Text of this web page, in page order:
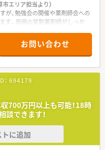
で負担することが可能です。
ープニングスタッフの募集です
する店舗作りが経験できます。
エリア担当より）
が、勉強会の開催や薬剤師会への
す。周囲の常勤薬剤師がしっか
＊
認中ですが熊本県天草市に位置
利な調剤薬局です。
ックがメインとなっており、さ
を扱っています。
どとなっており、常に2名の常
っています。
て】
希望されているため、新しく店舗
員補充を行います。
先して採用しており、これまでに
お問い合わせ
694179
700万円以上も可能！18時
談できます！
に追加